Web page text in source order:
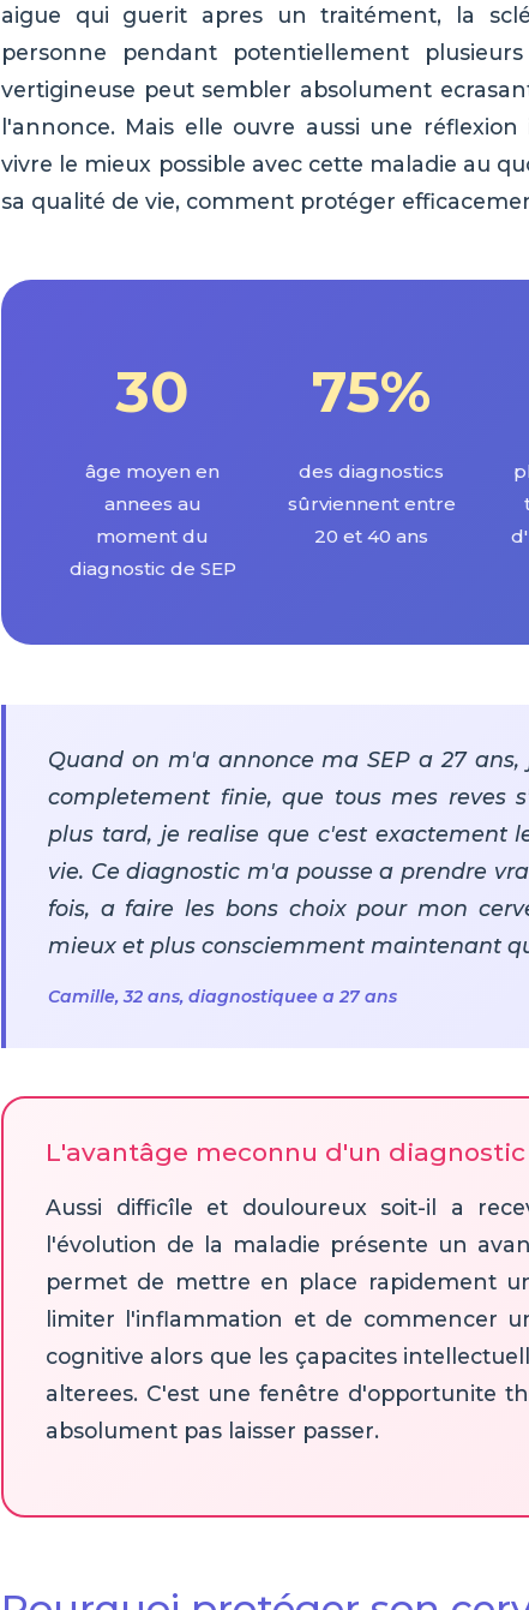
aigue qui guerit apres un traitément, la
personne pendant potentiellement
vertigineuse peut sembler absolument
l'annonce. Mais elle ouvre aussi une
vivre le mieux possible avec cette maladie au
sa qualité de vie, comment protéger
30
âge moyen en
annees au
moment du
diagnostic de SEP
75%
des diagnostics
sûrviennent entre
20 et 40 ans
Quand on m'a annonce ma SEP a 27
completement finie, que tous mes reves
plus tard, je realise que c'est exactement
vie. Ce diagnostic m'a pousse a prendre
fois, a faire les bons choix pour mon
mieux et plus consciemment maintenant
Camille, 32 ans, diagnostiquee a 27 ans
L'avantâge meconnu d'un
Aussi difficîle et douloureux soit-il a
l'évolution de la maladie présente un
permet de mettre en place rapidement
limiter l'inflammation et de commencer
cognitive alors que les çapacites
alterees. C'est une fenêtre d'opportunite
absolument pas laisser passer.